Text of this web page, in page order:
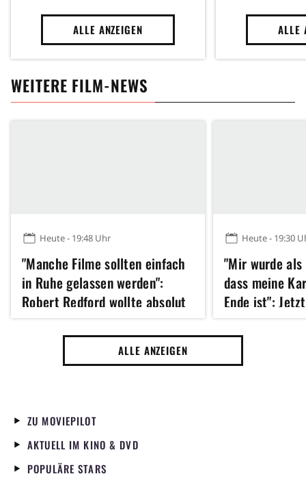
ALLE ANZEIGEN ALLE
WEITERE FILM-NEWS
Heute - 19:48 Uhr
"Manche Filme sollten einfach
in Ruhe gelassen werden":
Robert Redford wollte absolut
kein Remake dieses Klassikers
der 70er Jahre
Heute - 19:30
"Mir wurde
dass meine
Ende ist":
Hathaway 43
Jahres gedreht
ALLE ANZEIGEN
ZU MOVIEPILOT
AKTUELL IM KINO & DVD
POPULÄRE STARS